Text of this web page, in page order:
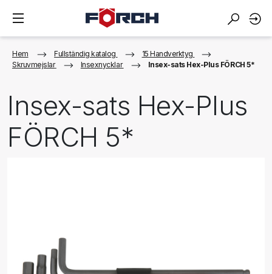
Hem Fullständig katalog
15 Handverktyg
Skruvmejslar
Insexnycklar Insex-sats Hex-Plus FÖRCH 5*
Insex-sats Hex-Plus
FÖRCH 5*